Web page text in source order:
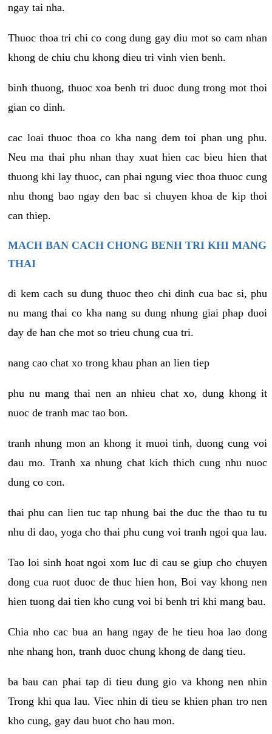
ngay tai nha.
Thuoc thoa tri chi co cong dung gay diu mot so cam nhan
khong de chiu chu khong dieu tri vinh vien benh.
binh thuong, thuoc xoa benh tri duoc dung trong mot thoi
gian co dinh.
cac loai thuoc thoa co kha nang dem toi phan ung phu.
Neu ma thai phu nhan thay xuat hien cac bieu hien that
thuong khi lay thuoc, can phai ngung viec thoa thuoc cung
nhu thong bao ngay den bac si chuyen khoa de kip thoi
can thiep.
MACH BAN CACH CHONG BENH TRI KHI MANG
THAI
di kem cach su dung thuoc theo chi dinh cua bac si, phu
nu mang thai co kha nang su dung nhung giai phap duoi
day de han che mot so trieu chung cua tri.
nang cao chat xo trong khau phan an lien tiep
phu nu mang thai nen an nhieu chat xo, dung khong it
nuoc de tranh mac tao bon.
tranh nhung mon an khong it muoi tinh, duong cung voi
dau mo. Tranh xa nhung chat kich thich cung nhu nuoc
dung co con.
thai phu can lien tuc tap nhung bai the duc the thao tu tu
nhu di dao, yoga cho thai phu cung voi tranh ngoi qua lau.
Tao loi sinh hoat ngoi xom luc di cau se giup cho chuyen
dong cua ruot duoc de thuc hien hon, Boi vay khong nen
hien tuong dai tien kho cung voi bi benh tri khi mang bau.
Chia nho cac bua an hang ngay de he tieu hoa lao dong
nhe nhang hon, tranh duoc chung khong de dang tieu.
ba bau can phai tap di tieu dung gio va khong nen nhin
Trong khi qua lau. Viec nhin di tieu se khien phan tro nen
kho cung, gay dau buot cho hau mon.